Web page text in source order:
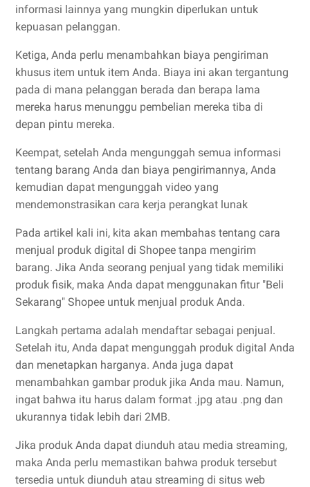
informasi lainnya yang mungkin diperlukan untuk
kepuasan pelanggan.
Ketiga, Anda perlu menambahkan biaya pengiriman
khusus item untuk item Anda. Biaya ini akan tergantung
pada di mana pelanggan berada dan berapa lama
mereka harus menunggu pembelian mereka tiba di
depan pintu mereka.
Keempat, setelah Anda mengunggah semua informasi
tentang barang Anda dan biaya pengirimannya, Anda
kemudian dapat mengunggah video yang
mendemonstrasikan cara kerja perangkat lunak
Pada artikel kali ini, kita akan membahas tentang cara
menjual produk digital di Shopee tanpa mengirim
barang. Jika Anda seorang penjual yang tidak memiliki
produk fisik, maka Anda dapat menggunakan fitur "Beli
Sekarang" Shopee untuk menjual produk Anda.
Langkah pertama adalah mendaftar sebagai penjual.
Setelah itu, Anda dapat mengunggah produk digital Anda
dan menetapkan harganya. Anda juga dapat
menambahkan gambar produk jika Anda mau. Namun,
ingat bahwa itu harus dalam format .jpg atau .png dan
ukurannya tidak lebih dari 2MB.
Jika produk Anda dapat diunduh atau media streaming,
maka Anda perlu memastikan bahwa produk tersebut
tersedia untuk diunduh atau streaming di situs web